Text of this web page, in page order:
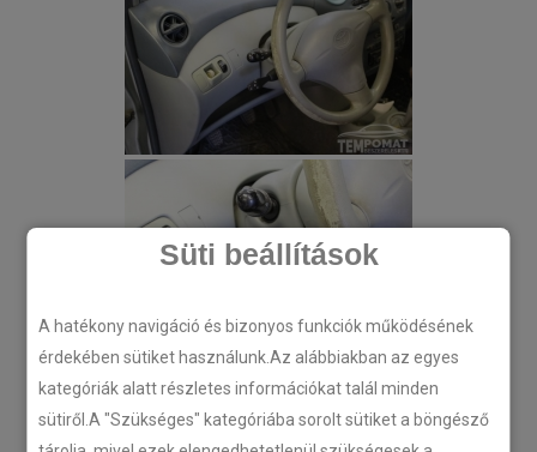
Süti beállítások
A hatékony navigáció és bizonyos funkciók működésének
érdekében sütiket használunk.Az alábbiakban az egyes
kategóriák alatt részletes információkat talál minden
sütiről.A "Szükséges" kategóriába sorolt sütiket a böngésző